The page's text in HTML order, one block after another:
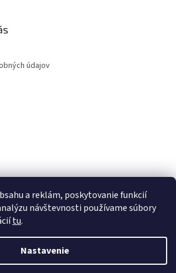
a reklám, poskytovanie funkcií
návštevnosti používame súbory
tu.
Nastavenie
údajov